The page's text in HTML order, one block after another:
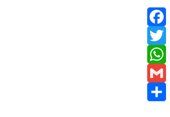
Facebook
Twitter
WhatsApp
Gmail